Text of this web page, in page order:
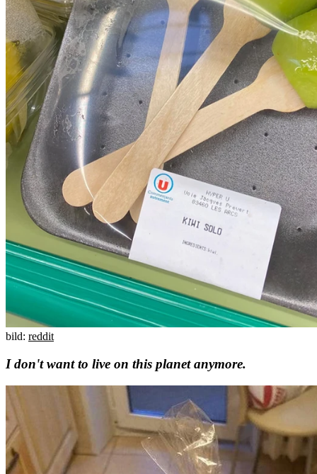
bild: reddit
I don't want to live on this planet anymore.